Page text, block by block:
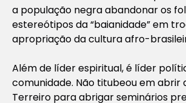
a população negra abandonar os
estereótipos da “baianidade” em
apropriação da cultura afro-
Além de líder espiritual, é líder
comunidade. Não titubeou em abrir
Terreiro para abrigar seminários